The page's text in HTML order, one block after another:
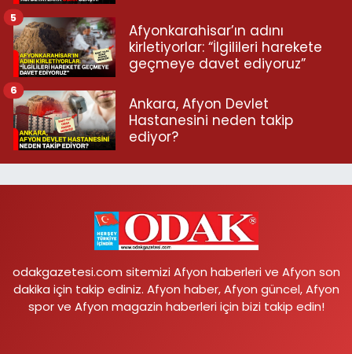
Afyonkarahisar’ın adını
kirletiyorlar: “İlgilileri harekete
geçmeye davet ediyoruz”
5
Ankara, Afyon Devlet
Hastanesini neden takip
ediyor?
6
odakgazetesi.com sitemizi Afyon haberleri ve Afyon son
dakika için takip ediniz. Afyon haber, Afyon güncel, Afyon
spor ve Afyon magazin haberleri için bizi takip edin!